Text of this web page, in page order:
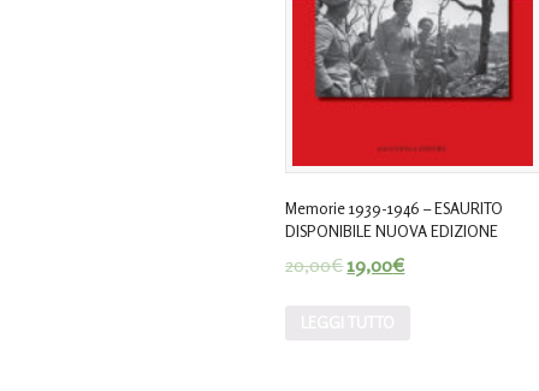
Memorie 1939-1946 – ESAURITO
DISPONIBILE NUOVA EDIZIONE
20,00€19,00€